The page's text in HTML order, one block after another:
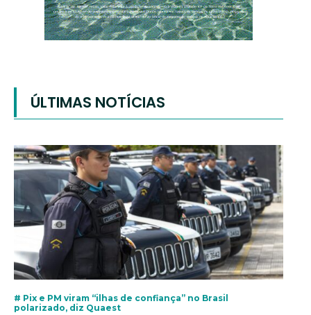
ÚLTIMAS NOTÍCIAS
# Pix e PM viram “ilhas de confiança” no Brasil
polarizado, diz Quaest